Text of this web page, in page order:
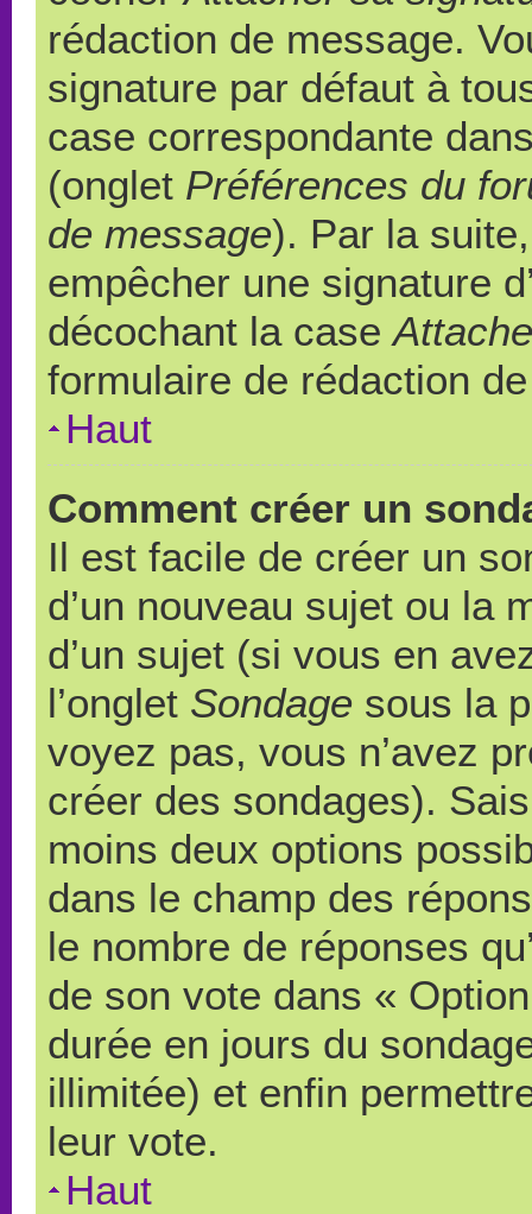
rédaction de message.
signature par défaut à
case correspondante
(onglet Préférences du
de message). Par la
empêcher une signature
décochant la case
formulaire de rédaction
Haut
Comment créer un
Il est facile de créer un
d’un nouveau sujet ou la
d’un sujet (si vous en
l’onglet Sondage sous la
voyez pas, vous n’avez
créer des sondages).
moins deux options
dans le champ des
le nombre de réponses
de son vote dans «
durée en jours du
illimitée) et enfin
leur vote.
Haut